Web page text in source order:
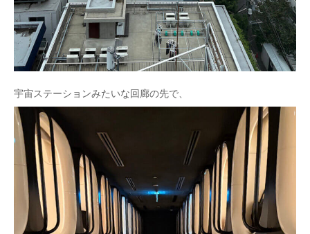
宇宙ステーションみたいな回廊の先で、